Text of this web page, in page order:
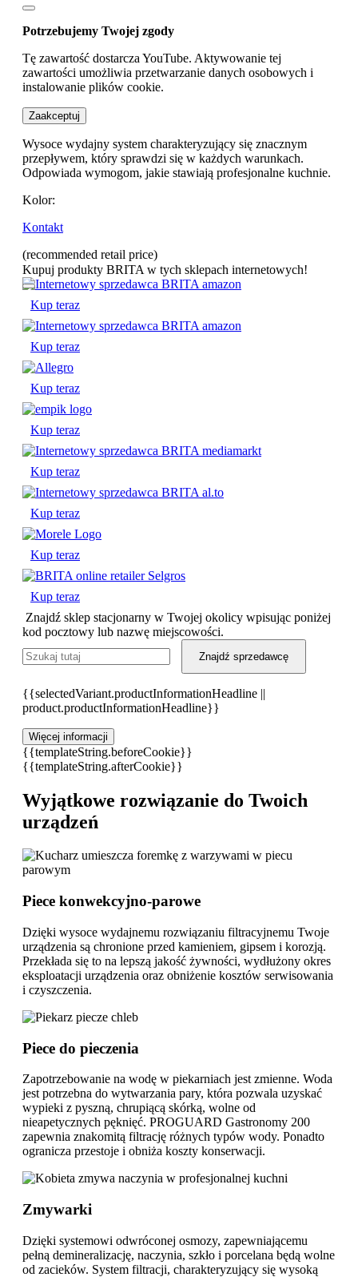
Potrzebujemy Twojej zgody
Tę zawartość dostarcza YouTube. Aktywowanie tej
zawartości umożliwia przetwarzanie danych osobowych i
instalowanie plików cookie.
Zaakceptuj
Wysoce wydajny system charakteryzujący się znacznym
przepływem, który sprawdzi się w każdych warunkach.
Odpowiada wymogom, jakie stawiają profesjonalne kuchnie.
Kolor:
Kontakt
(recommended retail price)
Kupuj produkty BRITA w tych sklepach internetowych!
Kup teraz
Kup teraz
Kup teraz
Kup teraz
Kup teraz
Kup teraz
Kup teraz
Kup teraz
Znajdź sklep stacjonarny w Twojej okolicy wpisując poniżej
kod pocztowy lub nazwę miejscowości.
Znajdź sprzedawcę
{{selectedVariant.productInformationHeadline ||
product.productInformationHeadline}}
Więcej informacji
{{templateString.beforeCookie}}
{{templateString.afterCookie}}
Wyjątkowe rozwiązanie do Twoich
urządzeń
Piece konwekcyjno-parowe
Dzięki wysoce wydajnemu rozwiązaniu filtracyjnemu Twoje
urządzenia są chronione przed kamieniem, gipsem i korozją.
Przekłada się to na lepszą jakość żywności, wydłużony okres
eksploatacji urządzenia oraz obniżenie kosztów serwisowania
i czyszczenia.
Piece do pieczenia
Zapotrzebowanie na wodę w piekarniach jest zmienne. Woda
jest potrzebna do wytwarzania pary, która pozwala uzyskać
wypieki z pyszną, chrupiącą skórką, wolne od
nieapetycznych pęknięć. PROGUARD Gastronomy 200
zapewnia znakomitą filtrację różnych typów wody. Ponadto
ogranicza przestoje i obniża koszty konserwacji.
Zmywarki
Dzięki systemowi odwróconej osmozy, zapewniającemu
pełną demineralizację, naczynia, szkło i porcelana będą wolne
od zacieków. System filtracji, charakteryzujący się wysoką